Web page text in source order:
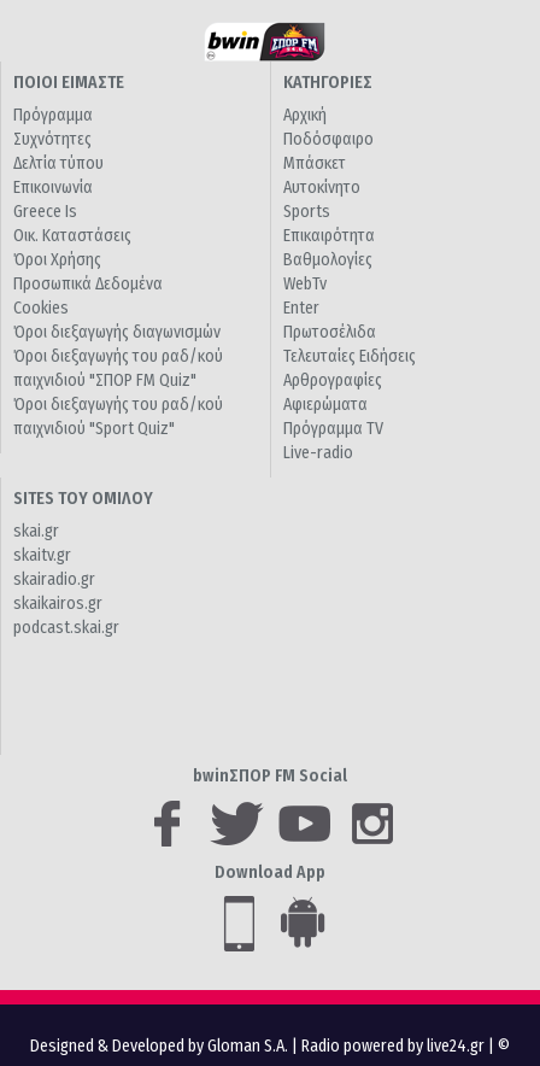
ΠΟΙΟΙ ΕΙΜΑΣΤΕ
Πρόγραμμα
Συχνότητες
Δελτία τύπου
Επικοινωνία
Greece Is
Οικ. Καταστάσεις
Όροι Χρήσης
Προσωπικά Δεδομένα
Cookies
Όροι διεξαγωγής διαγωνισμών
Όροι διεξαγωγής του ραδ/κού
παιχνιδιού "ΣΠΟΡ FM Quiz"
Όροι διεξαγωγής του ραδ/κού
παιχνιδιού "Sport Quiz"
ΚΑΤΗΓΟΡΙΕΣ
Αρχική
Ποδόσφαιρο
Μπάσκετ
Αυτοκίνητο
Sports
Επικαιρότητα
Βαθμολογίες
WebTv
Enter
Πρωτοσέλιδα
Τελευταίες Ειδήσεις
Αρθρογραφίες
Αφιερώματα
Πρόγραμμα TV
Live-radio
SITES ΤΟΥ ΟΜΙΛΟΥ
skai.gr
skaitv.gr
skairadio.gr
skaikairos.gr
podcast.skai.gr
bwinΣΠΟΡ FM Social
Download App
Designed & Developed by Gloman S.A. Radio powered by live24.gr | ©